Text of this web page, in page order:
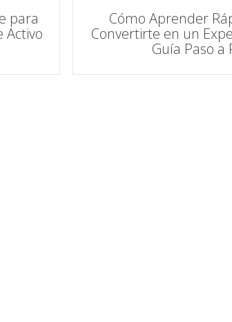
para
Activo
Cómo Aprender
Convertirte en un
Guía Paso a